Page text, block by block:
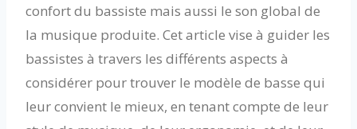
confort du bassiste mais aussi le son global de
la musique produite. Cet article vise à guider les
bassistes à travers les différents aspects à
considérer pour trouver le modèle de basse qui
leur convient le mieux, en tenant compte de leur